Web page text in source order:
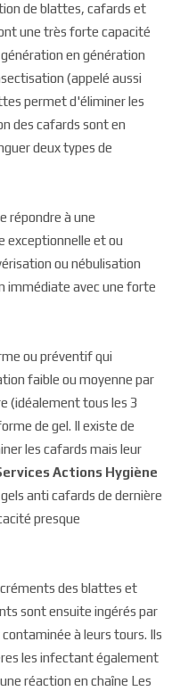
de blattes, cafards et
une très forte capacité
en génération
(appelé aussi
permet d'éliminer les
des cafards sont en
deux types de
répondre à une
et ou
ou nébulisation
immédiate avec une forte
ou préventif qui
faible ou moyenne par
(idéalement tous les 3
de gel. Il existe de
les cafards mais leur
Actions Hygiène
anti cafards de dernière
presque
des blattes et
sont ensuite ingérés par
à leurs tours. Ils
les infectant également
réaction en chaîne Les